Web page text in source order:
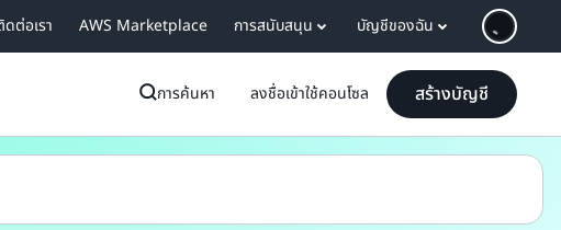
ดต่อเรา AWS Marketplace การสนับสนุน บัญชีของฉัน
การค้นหา ลงชื่อเข้าใช้คอนโซล สร้างบัญชี